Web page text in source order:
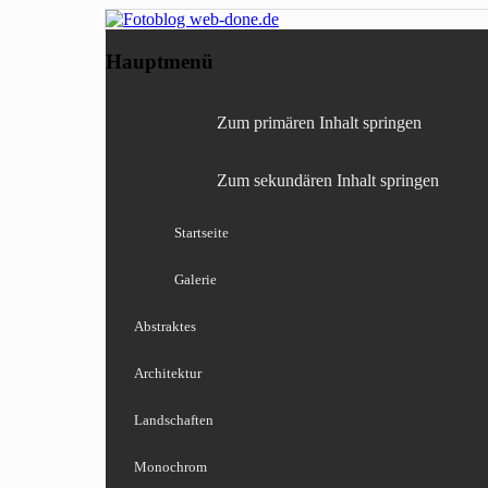
Fotoblog web-
Hauptmenü
Zum primären Inhalt springen
Zum sekundären Inhalt springen
Startseite
Galerie
Abstraktes
Architektur
Landschaften
Monochrom